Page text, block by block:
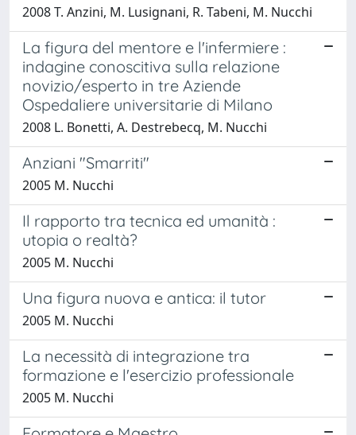
2008 T. Anzini, M. Lusignani, R. Tabeni, M. Nucchi
La figura del mentore e l'infermiere :
indagine conoscitiva sulla relazione
novizio/esperto in tre Aziende
Ospedaliere universitarie di Milano
2008 L. Bonetti, A. Destrebecq, M. Nucchi
Anziani "Smarriti"
2005 M. Nucchi
Il rapporto tra tecnica ed umanità :
utopia o realtà?
2005 M. Nucchi
Una figura nuova e antica: il tutor
2005 M. Nucchi
La necessità di integrazione tra
formazione e l'esercizio professionale
2005 M. Nucchi